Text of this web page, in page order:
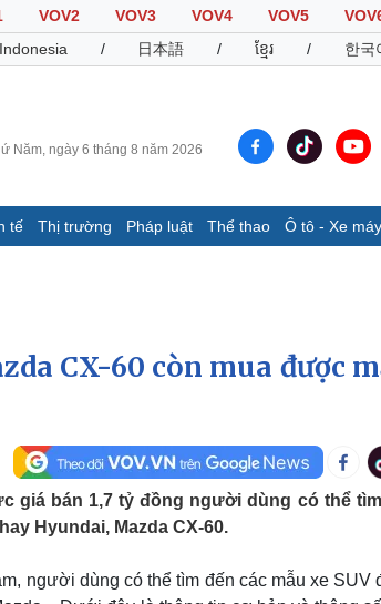
VOV2 VOV3 VOV4 VOV5
/ 日本語 / ខ្មែរ / 한국
Năm, ngày 6 tháng 8 năm 2026
tế Thị trường Pháp luật Thể thao Ô tô - Xe máy
Infographic
Thể thao
Lịch thi đấu bóng đá
Thế giới thể thao
Hậu trường
Ô tô - Xe máy
Xe máy
CX-60 còn mua được
giá bán 1,7 tỷ đồng người dùng có thể
Hyundai, Mazda CX-60.
người dùng có thể tìm đến các mẫu xe SUV